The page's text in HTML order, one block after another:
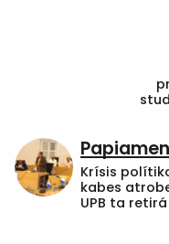
Krísis
kabes
UPB ta